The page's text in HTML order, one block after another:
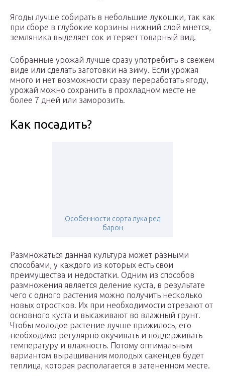
Ягоды лучше собирать в небольшие лукошки, так как
при сборе в глубокие корзины нижний слой мнется,
земляника выделяет сок и теряет товарный вид.
Собранные урожай лучше сразу употребить в свежем
виде или сделать заготовки на зиму. Если урожая
много и нет возможности сразу переработать ягоду,
урожай можно сохранить в прохладном месте не
более 7 дней или заморозить.
Как посадить?
Особенности сорта лука ред
барон
Размножаться данная культура может разными
способами, у каждого из которых есть свои
преимущества и недостатки. Одним из способов
размножения является деление куста, в результате
чего с одного растения можно получить несколько
новых отростков. Их при необходимости отрезают от
основного куста и высаживают во влажный грунт.
Чтобы молодое растение лучше прижилось, его
необходимо регулярно окучивать и поддерживать
температуру и влажность. Потому оптимальным
вариантом выращивания молодых саженцев будет
теплица, которая располагается в затененном месте.